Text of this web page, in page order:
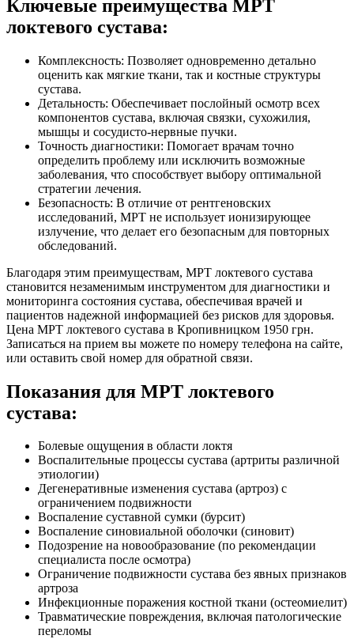
Ключевые преимущества МРТ
локтевого сустава:
Комплексность: Позволяет одновременно детально
оценить как мягкие ткани, так и костные структуры
сустава.
Детальность: Обеспечивает послойный осмотр всех
компонентов сустава, включая связки, сухожилия,
мышцы и сосудисто-нервные пучки.
Точность диагностики: Помогает врачам точно
определить проблему или исключить возможные
заболевания, что способствует выбору оптимальной
стратегии лечения.
Безопасность: В отличие от рентгеновских
исследований, МРТ не использует ионизирующее
излучение, что делает его безопасным для повторных
обследований.
Благодаря этим преимуществам, МРТ локтевого сустава
становится незаменимым инструментом для диагностики и
мониторинга состояния сустава, обеспечивая врачей и
пациентов надежной информацией без рисков для здоровья.
Цена МРТ локтевого сустава в Кропивницком 1950 грн.
Записаться на прием вы можете по номеру телефона на сайте,
или оставить свой номер для обратной связи.
Показания для МРТ локтевого
сустава:
Болевые ощущения в области локтя
Воспалительные процессы сустава (артриты различной
этиологии)
Дегенеративные изменения сустава (артроз) с
ограничением подвижности
Воспаление суставной сумки (бурсит)
Воспаление синовиальной оболочки (синовит)
Подозрение на новообразование (по рекомендации
специалиста после осмотра)
Ограничение подвижности сустава без явных признаков
артроза
Инфекционные поражения костной ткани (остеомиелит)
Травматические повреждения, включая патологические
переломы